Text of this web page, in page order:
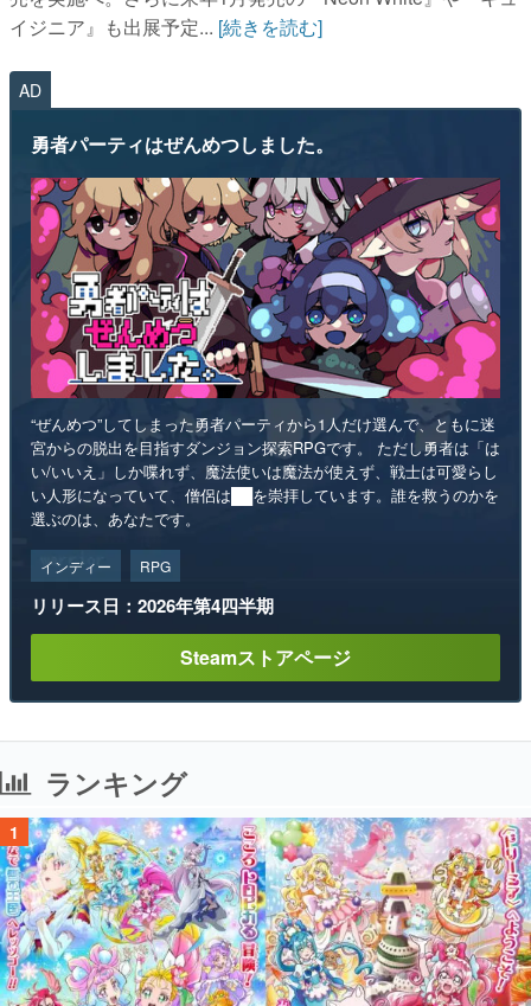
イジニア』も出展予定... [続きを読む]
AD
勇者パーティはぜんめつしました。
“ぜんめつ”してしまった勇者パーティから1人だけ選んで、ともに迷
宮からの脱出を目指すダンジョン探索RPGです。 ただし勇者は「は
い/いいえ」しか喋れず、魔法使いは魔法が使えず、戦士は可愛らし
い人形になっていて、僧侶は██を崇拝しています。誰を救うのかを
選ぶのは、あなたです。
インディー RPG
リリース日：2026年第4四半期
Steamストアページ
ランキング
1